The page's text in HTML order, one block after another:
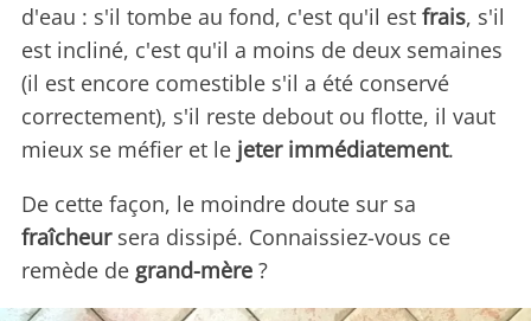
d'eau : s'il tombe au fond, c'est qu'il est frais, s'il
est incliné, c'est qu'il a moins de deux semaines
(il est encore comestible s'il a été conservé
correctement), s'il reste debout ou flotte, il vaut
mieux se méfier et le jeter immédiatement.
De cette façon, le moindre doute sur sa
fraîcheursera dissipé. Connaissiez-vous ce
remède de grand-mère ?